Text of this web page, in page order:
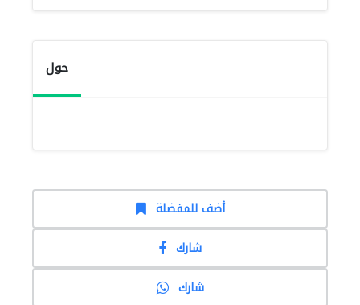
حول
أضف للمفضلة
شارك
شارك